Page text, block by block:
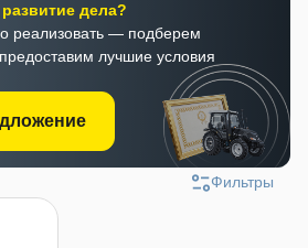
развитие дела?
реализовать — подберем
лучшие условия
Фильтры